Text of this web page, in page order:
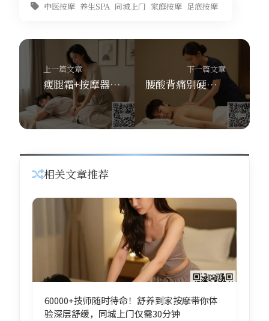
中医按摩 养生SPA 同城上门 家庭按摩 足底按摩
上一篇文章
瘦腿霜+按摩器真能燃脂？舒养到家按摩揭秘真相！
下一篇文章
腰酸背痛别硬扛！舒养到家按摩同城上门推拿+红外理疗器，双管齐下！
相关文章推荐
60000+技师随时待命！舒养到家按摩带你体
验深层舒缓，同城上门仅需30分钟